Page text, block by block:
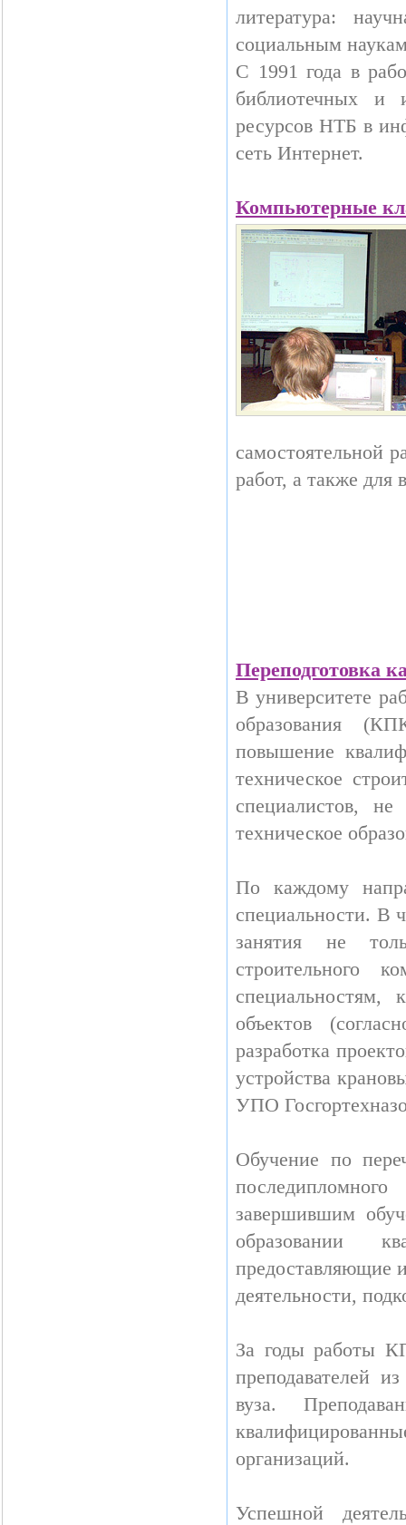
литература:
социальным
С 1991 года в
библиотечных и
ресурсов НТБ в
сеть Интернет.
Компьютерные
самостоятельной
работ, а также для
Переподготовка
В университете
образования
повышение
техническое
специалистов,
техническое
По каждому
специальности. В
занятия не
специальностям,
объектов
разработка
устройства
УПО
Обучение по
завершившим
образовании
предоставляющие
деятельности,
За годы работы
преподавателей
вуза.
организаций.
Успешной